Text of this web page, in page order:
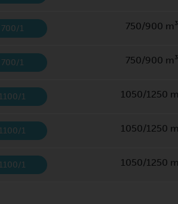
700/1 750/900
700/1 750/900
1 1050/1250
1 1050/1250
1 1050/1250